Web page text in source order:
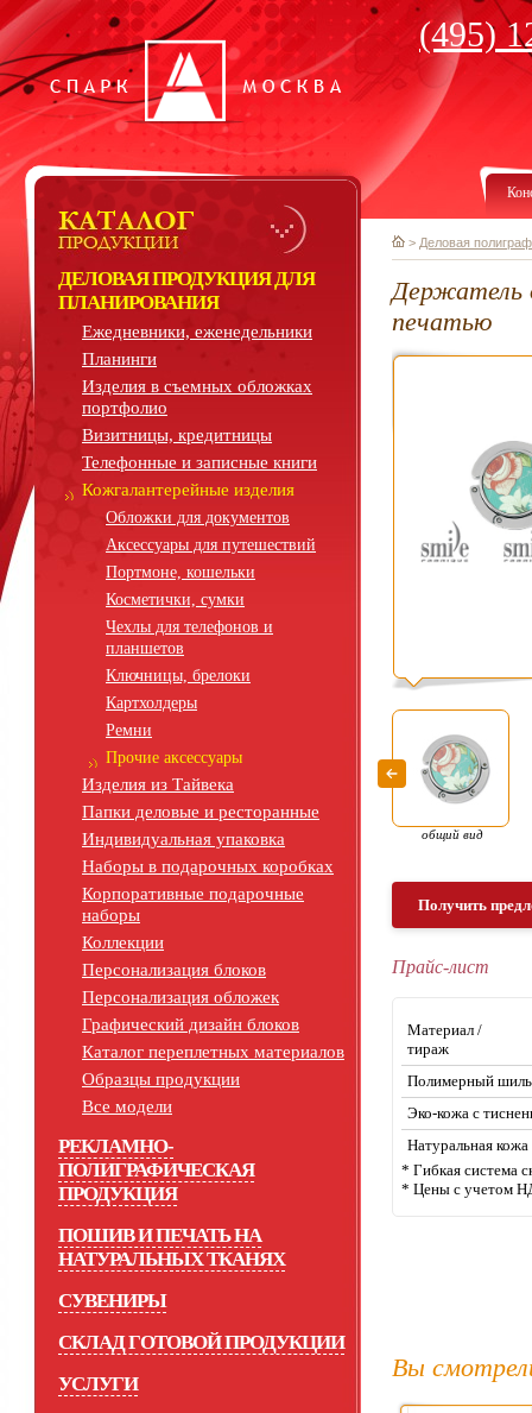
(495)
ДЕЛОВАЯ ПРОДУКЦИЯ ДЛЯ
ПЛАНИРОВАНИЯ
Ежедневники, еженедельники
Планинги
Изделия в съемных обложках
портфолио
Визитницы, кредитницы
Телефонные и записные книги
Кожгалантерейные изделия
Обложки для документов
Аксессуары для путешествий
Портмоне, кошельки
Косметички, сумки
Чехлы для телефонов и
планшетов
Ключницы, брелоки
Картхолдеры
Ремни
Прочие аксессуары
Изделия из Тайвека
Папки деловые и ресторанные
Индивидуальная упаковка
Наборы в подарочных коробках
Корпоративные подарочные
наборы
Коллекции
Персонализация блоков
Персонализация обложек
Графический дизайн блоков
Каталог переплетных материалов
Образцы продукции
Все модели
РЕКЛАМНО-
ПОЛИГРАФИЧЕСКАЯ
ПРОДУКЦИЯ
ПОШИВ И ПЕЧАТЬ НА
НАТУРАЛЬНЫХ ТКАНЯХ
СУВЕНИРЫ
СКЛАД ГОТОВОЙ ПРОДУКЦИИ
УСЛУГИ
> Деловая
Держатель
печатью
общий вид
Получить
Прайс-лист
Материал /
тираж
Полимерный
Эко-кожа с
Натуральная
* Гибкая система
* Цены с учетом
Вы